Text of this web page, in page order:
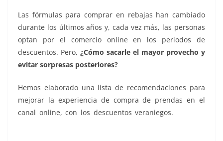
Las fórmulas para comprar en rebajas han cambiado
durante los últimos años y, cada vez más, las personas
optan por el comercio online en los periodos de
descuentos. Pero, ¿Cómo sacarle el mayor provecho y
evitar sorpresas posteriores?
Hemos elaborado una lista de recomendaciones para
mejorar la experiencia de compra de prendas en el
canal online, con los descuentos veraniegos.